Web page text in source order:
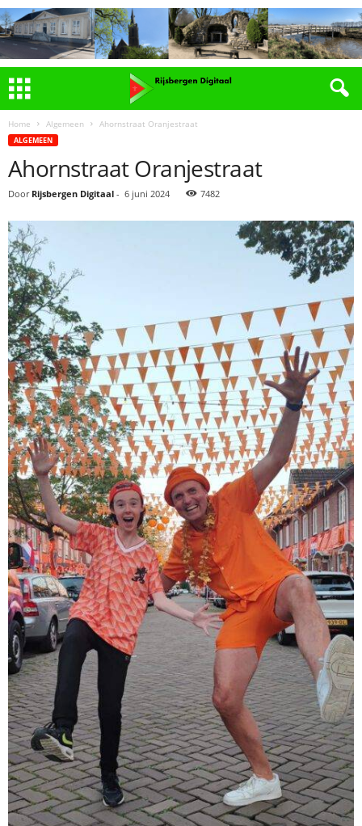
Home Algemeen Ahornstraat Oranjestraat
ALGEMEEN
Ahornstraat Oranjestraat
Door Rijsbergen Digitaal - 6 juni 2024 7482